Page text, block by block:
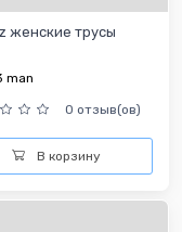
женские трусы
man
0 отзыв(ов)
В корзину